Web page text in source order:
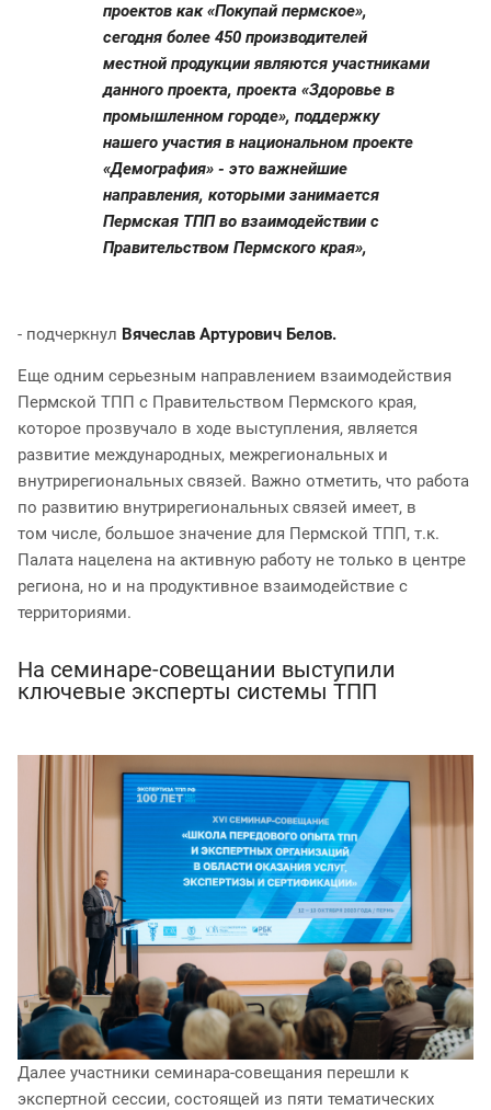
проектов как «Покупай пермское»,
сегодня более 450 производителей
местной продукции являются участниками
данного проекта, проекта «Здоровье в
промышленном городе», поддержку
нашего участия в национальном проекте
«Демография» - это важнейшие
направления, которыми занимается
Пермская ТПП во взаимодействии с
Правительством Пермского края»,
- подчеркнул Вячеслав Артурович Белов.
Еще одним серьезным направлением взаимодействия
Пермской ТПП с Правительством Пермского края,
которое прозвучало в ходе выступления, является
развитие международных, межрегиональных и
внутрирегиональных связей. Важно отметить, что работа
по развитию внутрирегиональных связей имеет, в
том числе, большое значение для Пермской ТПП, т.к.
Палата нацелена на активную работу не только в центре
региона, но и на продуктивное взаимодействие с
территориями.
На семинаре-совещании выступили
ключевые эксперты системы ТПП
Далее участники семинара-совещания перешли к
экспертной сессии, состоящей из пяти тематических